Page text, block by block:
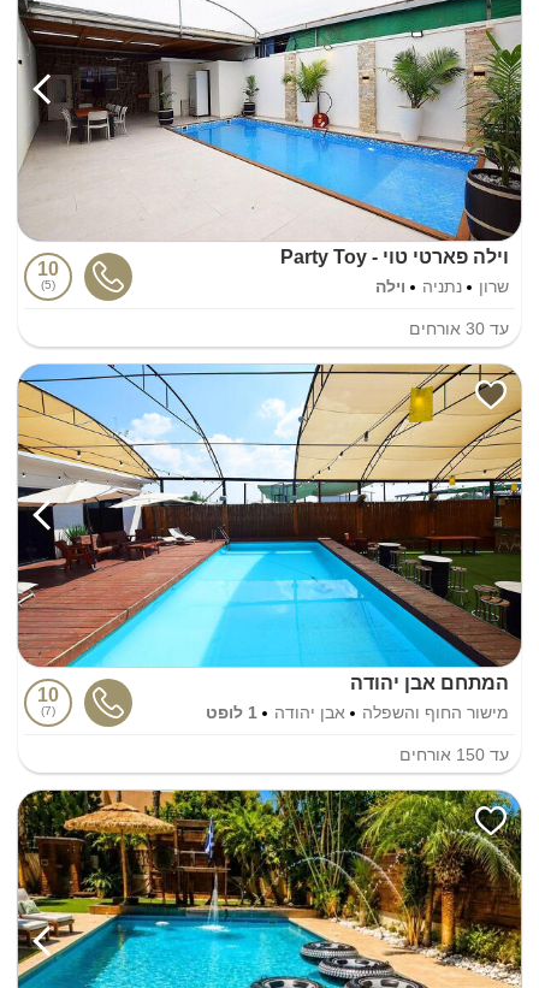
וילה פארטי טוי - Party Toy
שרון נתניה וילה
10
5
עד 30 אורחים
המתחם אבן יהודה
מישור החוף והשפלה אבן יהודה 1 לופט
10
7
עד 150 אורחים